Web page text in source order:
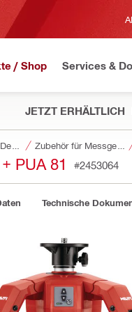
/ Shop Services &
JETZT ERHÄLTLICH
PUA 81 #2453064
Technische